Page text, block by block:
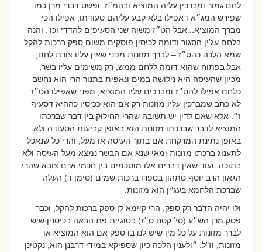
לחם גמור ומברכין עליה המוציא ובהמ״ז. ופשט דברי מרן כמו
שפירש המג״א דאפילו בלא קבע עליהם סעודתו, אפילו הכי
מברך המוציא...אבל הט״ז משוה שני הסעיפים להדדי וכו’. והנה
בלחם עג’ין הסגור ודומה לכיסין פוסקים משום ספק ברכות להקל,
שמא הלכה כהט״ז – לברך מזונות מפני שאין עליו צורת לחם,
אבל בפתוח שהוא דומה ללחם ממש, רק משימים עליו בשר,
מכיון שהעיסה היא נילושה במים ונאפית בתנור הרי הוא נחשב
כלחם אפילו להט״ז ומברכים עליו המוציא, מפני שאפילו הט״ז
לא כתב שמברכין עליו מזונות רק אם הוא ככיסין כההיא דסעיף
ז״. אלא שאם לדין יש תשובה שהרי החילוק בין דבר שברכתו
המוציא לדבר שברכתו מזונות הוא באופן קביעות הסעודה ולא
באופן נתינת המרקחת אם בתוך העיסה או מעל, והרי כל שנאכל
לתענוג ברכתו מזונות ומאי שנא אם הבשר נמצא מעל העיסה ולא
בתוכה. ועוד שאין דברים אלו מוסכמים בין חכמי ארם צובא שהרי
הגאון הרב יוסף סתהון בספרו ברכות שמים (סימן ד) העלה
שברכת הלחמא בעג’ין הוא מזונות.
ולו יהיה הדבר רק ספק, הרי קיימא לן ספק ברכות להקל,וכבר
פסק מרן הש״ע (סי’ קסח ס״ז) בסוגיית פת הבאה בכיסנין שיש
לברך מזונות על כל מין שיש לנו בו ספק אם הוא המוציא או
מזונות, וז"ל: ״ולענין הלכה כיון שספיקא במידי דרבנן הוא, נקטינן